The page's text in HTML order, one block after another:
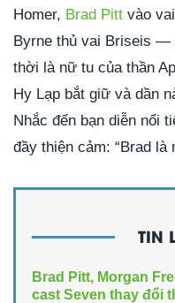
Homer, Brad Pitt vào
Byrne thủ vai Briseis —
thời là nữ tu của thần
Hy Lạp bắt giữ và dần
Nhắc đến bạn diễn nổi
đầy thiện cảm: “Brad là
TIN
Brad Pitt, Morgan
cast Seven thay đổi